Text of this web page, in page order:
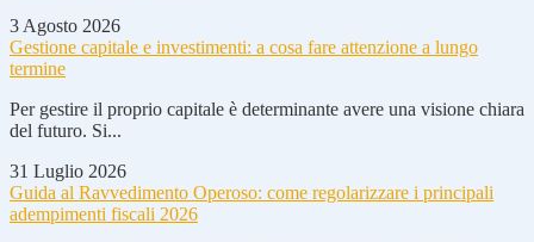
3 Agosto 2026
Gestione capitale e investimenti: a cosa fare attenzione a lungo
termine
Per gestire il proprio capitale è determinante avere una visione chiara
del futuro. Si...
31 Luglio 2026
Guida al Ravvedimento Operoso: come regolarizzare i principali
adempimenti fiscali 2026